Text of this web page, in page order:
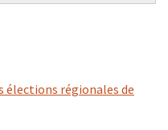
élections régionales de